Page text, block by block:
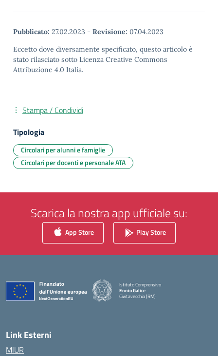
Pubblicato: 27.02.2023 - Revisione: 07.04.2023
Eccetto dove diversamente specificato, questo articolo è
stato rilasciato sotto Licenza Creative Commons
Attribuzione 4.0 Italia.
Stampa / Condividi
Tipologia
Circolari per alunni e famiglie
Circolari per docenti e personale ATA
Scarica la nostra app ufficiale su:
App Store Play Store
Istituto Comprensivo
Ennio Galice
Civitavecchia (RM)
Link Esterni
MIUR